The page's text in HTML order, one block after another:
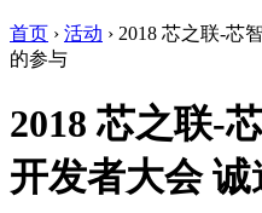
首页 › 活动 › 2018 芯之联-芯
的参与
2018 芯之联-
开发者大会